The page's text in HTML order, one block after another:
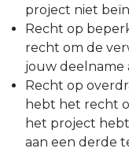
project niet
Recht op
recht om de
jouw deelname
Recht op
hebt het recht
het project
aan een derde